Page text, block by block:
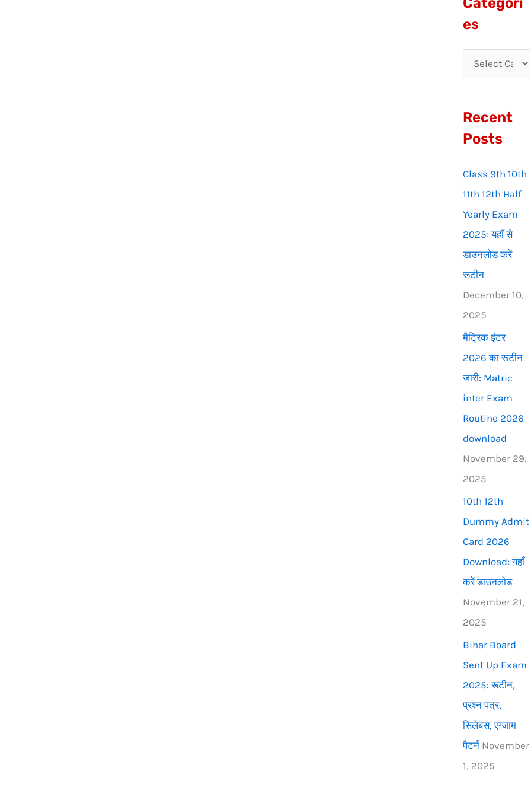
f
r
:
es
Recent
Posts
Class 9th 10th
11th 12th Half
Yearly Exam
2025: यहाँ से
डाउनलोड करें
रूटीन
December 10,
2025
मैट्रिक इंटर
2026 का रूटीन
जारी: Matric
inter Exam
Routine 2026
download
November 29,
2025
10th 12th
Dummy Admit
Card 2026
Download: यहाँ
करें डाउनलोड
November 21,
2025
Bihar Board
Sent Up Exam
2025: रूटीन,
प्रश्न पत्र,
सिलेबस, एग्जाम
पैटर्न November
1, 2025